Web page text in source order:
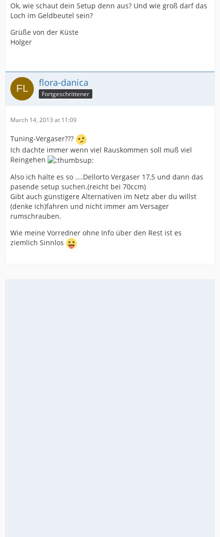
Ok, wie schaut dein Setup denn aus? Und wie groß darf das
Loch im Geldbeutel sein?
Grüße von der Küste
Holger
flora-danica
Fortgeschrittener
March 14, 2013 at 11:09
Tuning-Vergaser???
Ich dachte immer wenn viel Rauskommen soll muß viel
Reingehen
Also ich halte es so ....Dellorto Vergaser 17,5 und dann das
pasende setup suchen.(reicht bei 70ccm)
Gibt auch günstigere Alternativen im Netz aber du willst
(denke ich)fahren und nicht immer am Versager
rumschrauben.
Wie meine Vorredner ohne Info über den Rest ist es
ziemlich Sinnlos